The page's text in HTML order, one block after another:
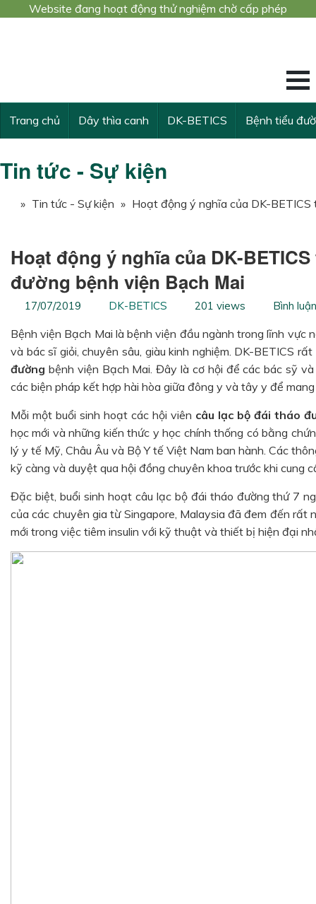
Website đang hoạt động thử nghiệm chờ cấp phép
KẾ THỪA VÀ
Trang chủ Dây thìa canh DK-BETICS Bệnh tiểu
Tin tức - Sự kiện
» Tin tức - Sự kiện » Hoạt động ý nghĩa của DK-
Hoạt động ý nghĩa của DK-
đường bệnh viện Bạch Mai
17/07/2019 DK-BETICS 201 views Bình luận
Bệnh viện Bạch Mai là bệnh viện đầu ngành trong lĩnh vực
và bác sĩ giỏi, chuyên sâu, giàu kinh nghiệm. DK-BETICS
đường bệnh viện Bạch Mai. Đây là cơ hội để các bác sỹ
các biện pháp kết hợp hài hòa giữa đông y và tây y để
Mỗi một buổi sinh hoạt các hội viên câu lạc bộ đái tháo
học mới và những kiến thức y học chính thống có bằng
lý y tế Mỹ, Châu Âu và Bộ Y tế Việt Nam ban hành. Các
kỹ càng và duyệt qua hội đồng chuyên khoa trước khi cung
Đặc biệt, buổi sinh hoạt câu lạc bộ đái tháo đường thứ 7
của các chuyên gia từ Singapore, Malaysia đã đem đến rất
mới trong việc tiêm insulin với kỹ thuật và thiết bị hiện đại